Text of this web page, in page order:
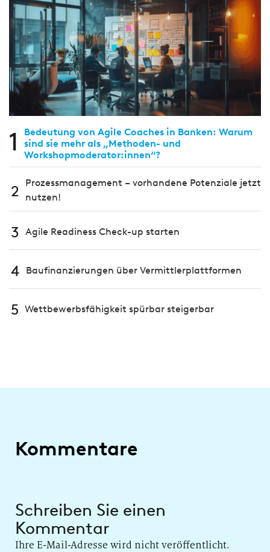
1
Bedeutung von Agile Coaches in Banken: Warum
sind sie mehr als „Methoden- und
Workshopmoderator:innen“?
2
Prozessmanagement – vorhandene Potenziale jetzt
nutzen!
3 Agile Readiness Check-up starten
4 Baufinanzierungen über Vermittlerplattformen
5 Wettbewerbsfähigkeit spürbar steigerbar
Kommentare
Schreiben Sie einen
Kommentar
Ihre E-Mail-Adresse wird nicht veröffentlicht.